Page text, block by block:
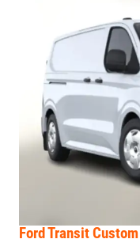
Ford Transit Custom